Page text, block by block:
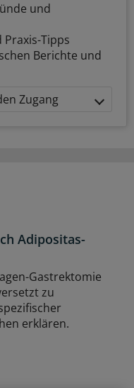
und
Tipps
Berichte und
Zugang
Adipositas-
Gastrektomie
zu
erklären.